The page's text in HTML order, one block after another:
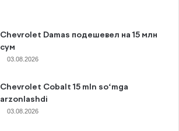
Chevrolet Damas подешевел на 15 млн
сум
03.08.2026
Chevrolet Cobalt 15 mln so‘mga
arzonlashdi
03.08.2026